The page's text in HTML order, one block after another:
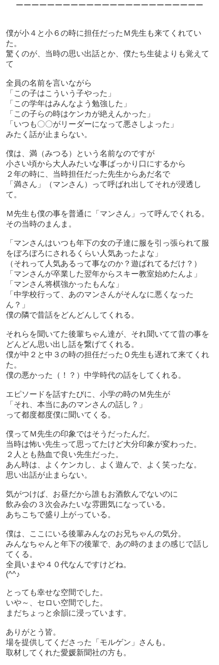
ーーーーーーーーーーーーーーーーーーーーーーーー
僕が小４と小６の時に担任だったＭ先生も来てくれてい
た。
驚くのが、当時の思い出話とか、僕たち生徒よりも覚えて
て
全員の名前を言いながら
「この子はこういう子やった」
「この学年はみんなよう勉強した」
「この子らの時はケンカが絶えんかった」
「いつも〇〇がリーダーになって悪さしよった」
みたく話が止まらない。
僕は、満（みつる）という名前なのですが
小さい頃から大人みたいな事ばっかり口にするから
２年の時に、当時担任だった先生からあだ名で
「満さん」（マンさん）って呼ばれ出してそれが浸透し
て。
Ｍ先生も僕の事を普通に「マンさん」って呼んでくれる。
その当時のまんま。
「マンさんはいつも年下の女の子達に服を引っ張られて服
をぼろぼろにされるくらい人気あったよな」
（それって人気あるって事なのか？遊ばれてるだけ？）
「マンさんが卒業した翌年からスキー教室始めたんよ」
「マンさん将棋強かったもんな」
「中学校行って、あのマンさんがそんなに悪くなった
ん？」
僕の隣で昔話をどんどんしてくれる。
それらを聞いてた後輩ちゃん達が、それ聞いてて昔の事を
どんどん思い出し話を繋げてくれる。
僕が中２と中３の時の担任だったＯ先生も遅れて来てくれ
た。
僕の悪かった（！？）中学時代の話をしてくれる。
エピソードを話すたびに、小学の時のＭ先生が
「それ、本当にあのマンさんの話し？」
って都度都度僕に聞いてくる。
僕ってＭ先生の印象ではそうだったんだ。
当時は怖い先生って思ってたけど大分印象が変わった。
２人とも熱血で良い先生だった。
あん時は、よくケンカし、よく遊んで、よく笑ったな。
思い出話が止まらない。
気がつけば、お昼だから誰もお酒飲んでないのに
飲み会の３次会みたいな雰囲気になっている。
あちこちで盛り上がっている。
僕は、ここにいる後輩みんなのお兄ちゃんの気分。
みんなちゃんと年下の後輩で、あの時のままの感じで話し
てくる。
全員いまや４０代なんですけどね。
(^^♪
とっても幸せな空間でした。
いや～、セロい空間でした。
まだちょっと余韻に浸っています。
ありがとう皆。
場を提供してくださった「モルゲン」さんも。
取材してくれた愛媛新聞社の方も。